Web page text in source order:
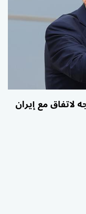
لاتفاق مع إيران